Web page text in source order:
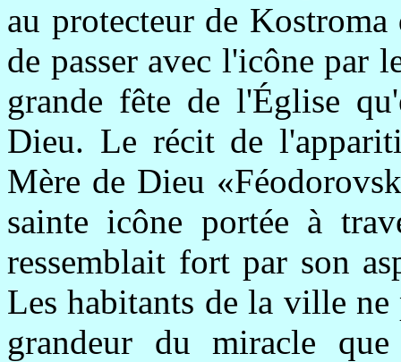
au protecteur de
de passer avec l'icône par
grande fête de l'Église
Dieu. Le récit de
Mère de Dieu
sainte icône portée à
ressemblait fort par son
Les habitants de la ville
grandeur du miracle